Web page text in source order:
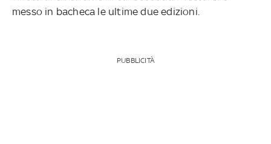
messo in bacheca le ultime due edizioni.
PUBBLICITÀ